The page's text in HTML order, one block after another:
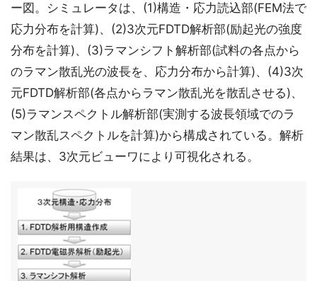
ー図。シミュレータは、(1)構造・応力読込部(FEM法で
応力分布を計算)、(2)3次元FDTD解析部(励起光の強度
分布を計算)、(3)ラマンシフト解析部(試料の各点から
のラマン散乱光の波長を、応力分布から計算)、(4)3次
元FDTD解析部(各点からラマン散乱光を散乱させる)、
(5)ラマンスペクトル解析部(実測する波長領域でのラ
マン散乱スペクトルを計算)から構成されている。解析
結果は、3次元ビューワにより可視化される。